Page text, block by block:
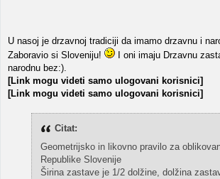
U nasoj je drzavnoj tradiciji da imamo drzavnu i
Zaboravio si Sloveniju!
I oni imaju Drzavnu
narodnu bez:).
[Link mogu videti samo ulogovani korisnici]
[Link mogu videti samo ulogovani korisnici]
Citat:
Geometrijsko in likovno pravilo za
Republike Slovenije
Širina zastave je 1/2 dolžine, dolžina